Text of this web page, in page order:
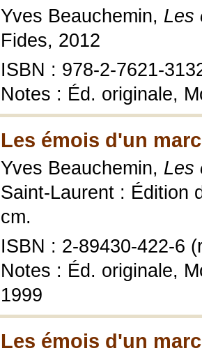
Yves Beauchemin, Les
Fides, 2012
ISBN : 978-2-7621-
Notes : Éd. originale,
Les émois d'un
Yves Beauchemin, Les
Saint-Laurent : Édition
cm.
ISBN : 2-89430-422-6
Notes : Éd. originale,
1999
Les émois d'un